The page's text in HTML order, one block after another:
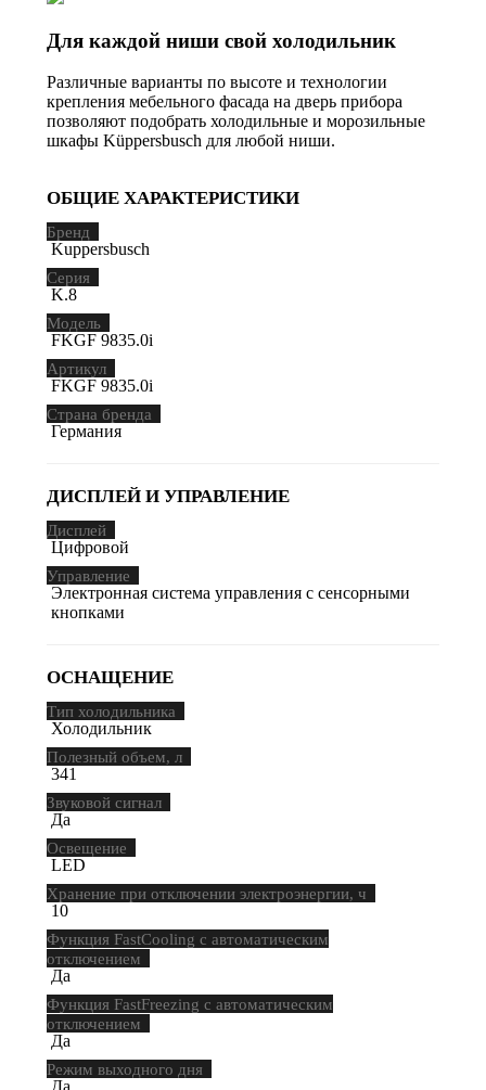
Для каждой ниши свой холодильник
Различные варианты по высоте и технологии
крепления мебельного фасада на дверь прибора
позволяют подобрать холодильные и морозильные
шкафы Küppersbusch для любой ниши.
ОБЩИЕ ХАРАКТЕРИСТИКИ
Бренд
Kuppersbusch
Серия
K.8
Модель
FKGF 9835.0i
Артикул
FKGF 9835.0i
Страна бренда
Германия
ДИСПЛЕЙ И УПРАВЛЕНИЕ
Дисплей
Цифровой
Управление
Электронная система управления с сенсорными
кнопками
ОСНАЩЕНИЕ
Тип холодильника
Холодильник
Полезный объем, л
341
Звуковой сигнал
Да
Освещение
LED
Хранение при отключении электроэнергии, ч
10
Функция FastCooling с автоматическим
отключением
Да
Функция FastFreezing с автоматическим
отключением
Да
Режим выходного дня